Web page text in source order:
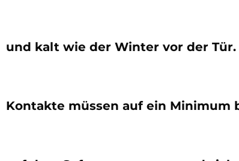
und kalt wie der Winter vor der
Kontakte müssen auf ein Minimum